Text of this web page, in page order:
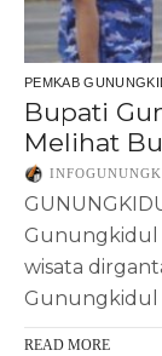
PEMKAB
Bupati
Melihat
Gunungkidul
wisata
Gunungkidul
READ MORE